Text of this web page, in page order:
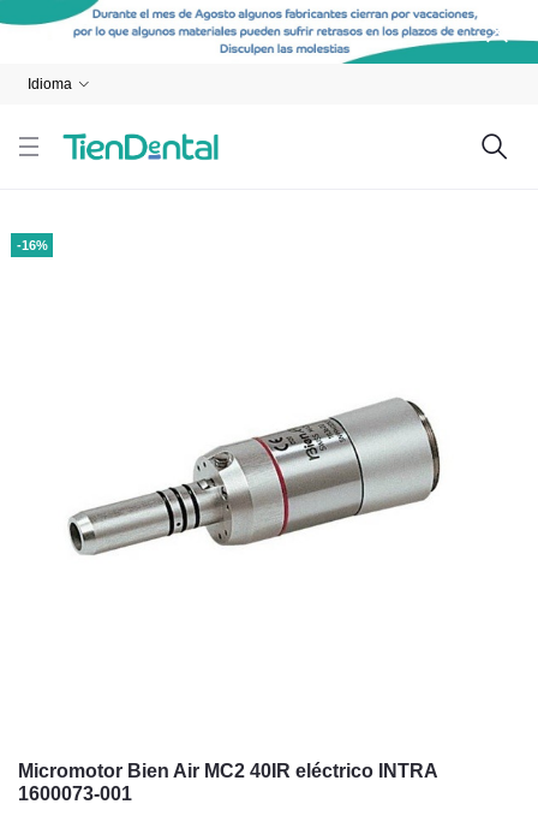
Idioma
-16%
Micromotor Bien Air MC2 40IR eléctrico INTRA
1600073-001